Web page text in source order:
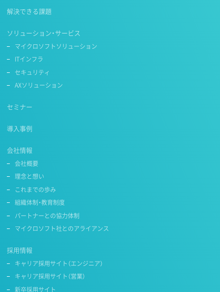
解決できる課題
ソリューション・サービス
マイクロソフトソリューション
ITインフラ
セキュリティ
AXソリューション
セミナー
導入事例
会社情報
会社概要
理念と想い
これまでの歩み
組織体制・教育制度
パートナーとの協力体制
マイクロソフト社とのアライアンス
採用情報
キャリア採用サイト（エンジニア）
キャリア採用サイト（営業）
新卒採用サイト